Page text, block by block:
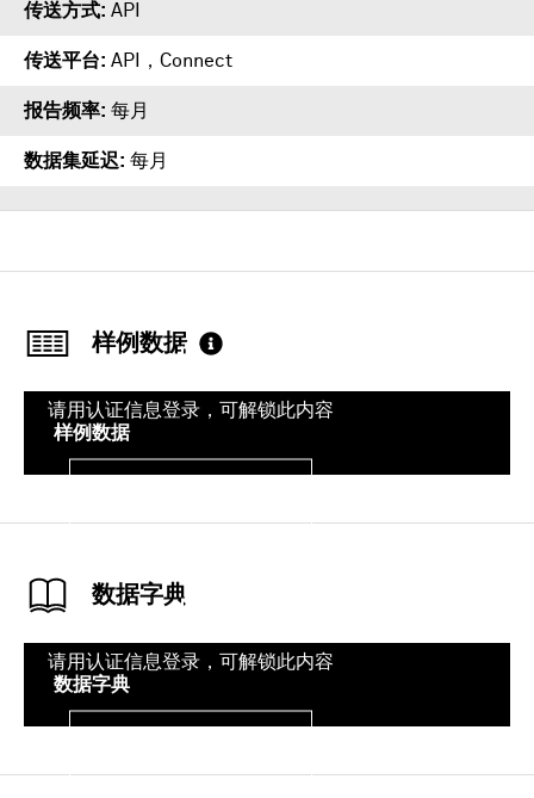
传送方式 API
传送平台 API ， Connect
报告频率 每月
数据集延迟 每月
样例数据
样例数据
请用认证信息登录，可解锁此内容
数据字典
数据字典
请用认证信息登录，可解锁此内容